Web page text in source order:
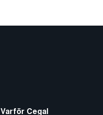
Varför Cegal